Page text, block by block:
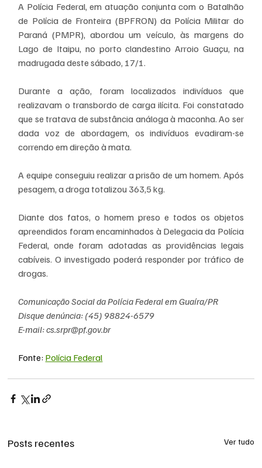
A Polícia Federal, em atuação conjunta com o Batalhão
de Polícia de Fronteira (BPFRON) da Polícia Militar do
Paraná (PMPR), abordou um veículo, às margens do
Lago de Itaipu, no porto clandestino Arroio Guaçu, na
madrugada deste sábado, 17/1.
Durante a ação, foram localizados indivíduos que
realizavam o transbordo de carga ilícita. Foi constatado
que se tratava de substância análoga à maconha. Ao ser
dada voz de abordagem, os indivíduos evadiram-se
correndo em direção à mata.
A equipe conseguiu realizar a prisão de um homem. Após
pesagem, a droga totalizou 363,5 kg.
Diante dos fatos, o homem preso e todos os objetos
apreendidos foram encaminhados à Delegacia da Polícia
Federal, onde foram adotadas as providências legais
cabíveis. O investigado poderá responder por tráfico de
drogas.
Comunicação Social da Polícia Federal em Guaíra/PR
Disque denúncia: (45) 98824-6579
E-mail: cs.srpr@pf.gov.br
Fonte: Polícia Federal
Posts recentes Ver tudo